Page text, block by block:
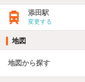
添田駅
変更する
地図
地図から探す